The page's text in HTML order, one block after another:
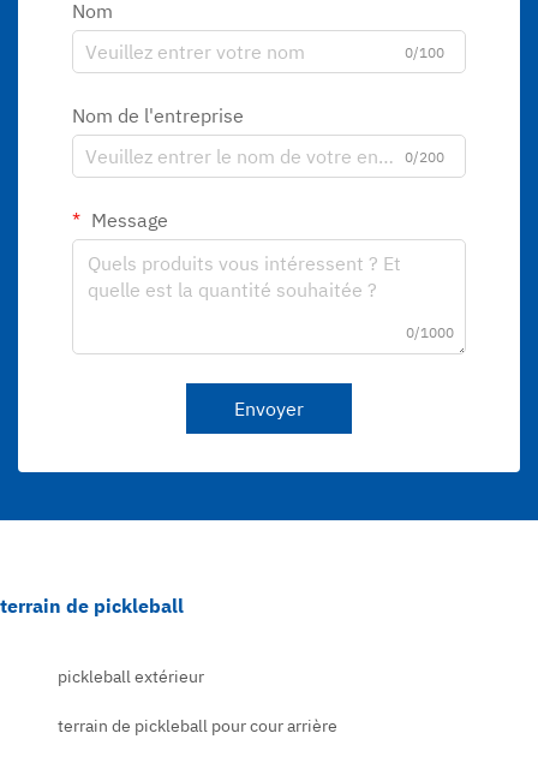
Nom
0/100
Nom de l'entreprise
0/200
Message
0/1000
Envoyer
terrain de pickleball
pickleball extérieur
terrain de pickleball pour cour arrière